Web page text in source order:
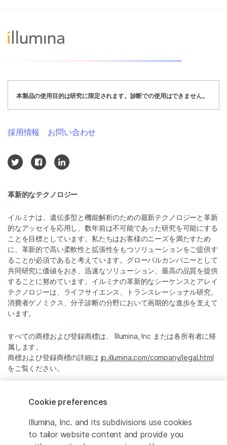
本製品の使用目的は研究に限定されます。診断での使用はできません。
革新的なテクノロジー
イルミナは、遺伝多型と機能解析のための最新テクノロジーと革新
的なアッセイを応用し、数年前は不可能であった研究を可能にする
ことを目標としています。私たちはお客様のニーズを満たすため
に、革新的で高い柔軟性と拡張性をもつソリューションをご提供す
ることが必須であると考えています。グローバルカンパニーとして
共同研究に価値をおき、迅速なソリューション、最高の品質を提供
することに努めています。イルミナの革新的なシーケンスとアレイ
テクノロジーは、ライフサイエンス、トランスレーショナル研究、
消費者ゲノミクス、分子診断の分野において画期的な進歩を支えて
います。
すべての商標および登録商標は、 Illumina, Inc または各所有者に帰
属します。
商標および登録商標の詳細は jp.illumina.com/company/legal.html
をご覧ください。
Cookie Management Center
プライバシーポリシ
採用情報 お問い合わせ
Cookie preferences
Illumina, Inc. and its subdivisions use cookies
to tailor website content and provide you